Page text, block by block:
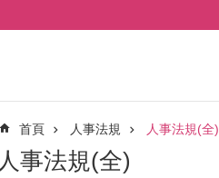
首頁 人事法規 人事法規(全)
人事法規(全)